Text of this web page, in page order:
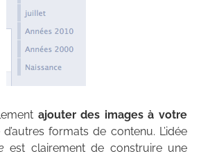
ajouter des images à votre
formats de contenu. L’idée
est clairement de construire une